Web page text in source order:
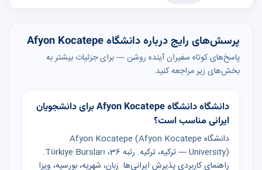
پرسش‌های رایج درباره دانشگاه Afyon Kocatepe
پاسخ‌های کوتاه سفیران آینده روشن — برای جزئیات بیشتر به
بخش‌های زیر مراجعه کنید.
دانشگاه دانشگاه Afyon Kocatepe برای دانشجویان
ایرانی مناسب است؟
دانشگاه Afyon Kocatepe (Afyon Kocatepe
University) — ترکیه، ترکیه. رتبه 36، Türkiye Bursları.
راهنمای کاربردی پذیرش ایرانی‌ها: زبان، شهریه، بورسیه، ویزا